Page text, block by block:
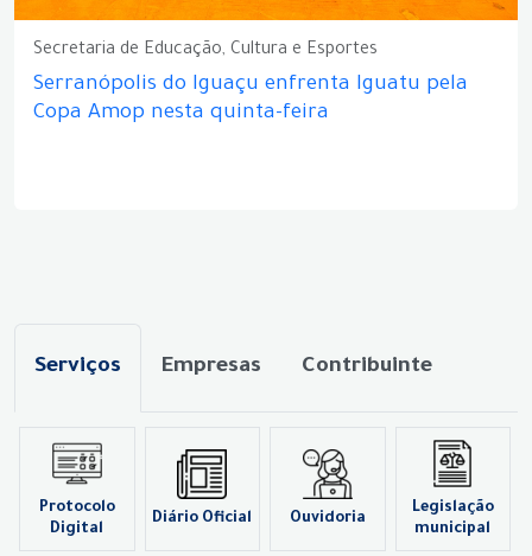
Secretaria de Educação, Cultura e Esportes
Serranópolis do Iguaçu enfrenta Iguatu pela
Copa Amop nesta quinta-feira
Serviços Empresas Contribuinte
Protocolo
Digital
Diário Oficial Ouvidoria
Legislação
municipal